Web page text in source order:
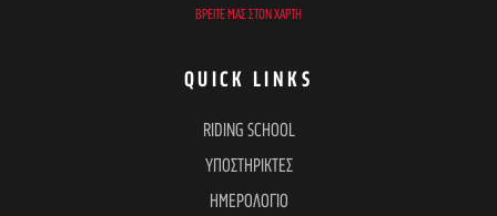
ΒΡΕΊΤΕ ΜΑΣ ΣΤΟΝ ΧΆΡΤΗ
QUICK LINKS
RIDING SCHOOL
ΥΠΟΣΤΗΡΙΚΤΕΣ
ΗΜΕΡΟΛΟΓΙΟ